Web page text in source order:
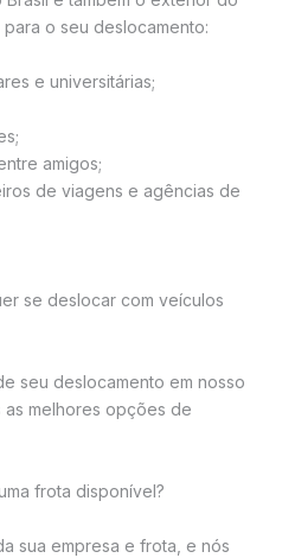
o seu deslocamento:
e universitárias;
amigos;
de viagens e agências de
se deslocar com veículos
seu deslocamento em nosso
melhores opções de
frota disponível?
sua empresa e frota, e nós